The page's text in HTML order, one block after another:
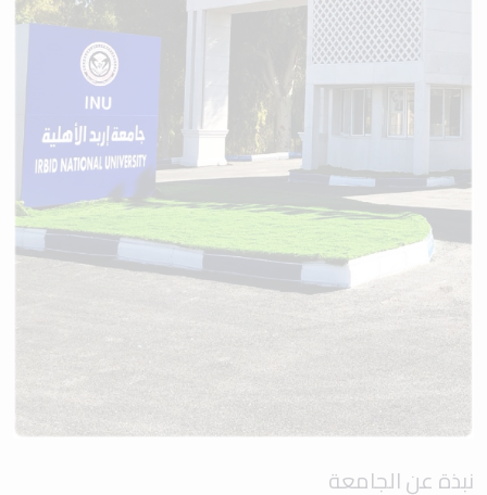
نبذة عن الجامعة